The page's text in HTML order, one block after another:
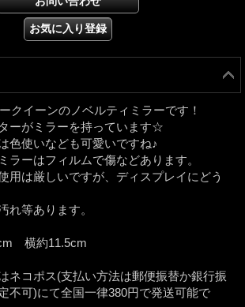
クイーンのノベルティミラーです！
ーがミラーを持っています☆
色使いなども可愛いですね♪
ラーはフィルムで傷などあります。
用は厳しいですが、ディスプレイにどう
れ等あります。
横約11.5cm
ネコポス(支払い方法は郵便振替か銀行振
不可)にて全国一律380円で発送可能で